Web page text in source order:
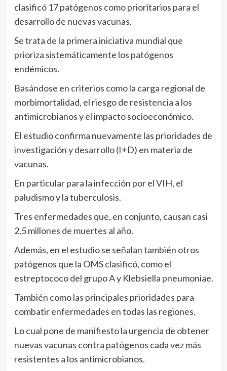
clasificó 17 patógenos como prioritarios para el
desarrollo de nuevas vacunas.
Se trata de la primera iniciativa mundial que
prioriza sistemáticamente los patógenos
endémicos.
Basándose en criterios como la carga regional de
morbimortalidad, el riesgo de resistencia a los
antimicrobianos y el impacto socioeconómico.
El estudio confirma nuevamente las prioridades de
investigación y desarrollo (I+D) en materia de
vacunas.
En particular para la infección por el VIH, el
paludismo y la tuberculosis.
Tres enfermedades que, en conjunto, causan casi
2,5 millones de muertes al año.
Además, en el estudio se señalan también otros
patógenos que la OMS clasificó, como el
estreptococo del grupo A y Klebsiella pneumoniae.
También como las principales prioridades para
combatir enfermedades en todas las regiones.
Lo cual pone de manifiesto la urgencia de obtener
nuevas vacunas contra patógenos cada vez más
resistentes a los antimicrobianos.